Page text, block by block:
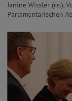
Janine Wissler (re.),
Parlamentarischen